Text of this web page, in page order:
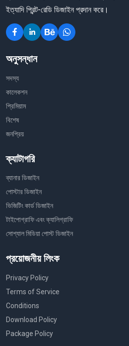
ইত্যাদি প্রিন্ট-রেডি ডিজাইন প্রদান করে।
অনুসন্ধান
সদস্য
কালেকশন
প্রিমিয়াম
বিশেষ
জনপ্রিয়
ক্যাটাগরি
ব্যানার ডিজাইন
পোস্টার ডিজাইন
ভিজিটিং কার্ড ডিজাইন
টাইপোগ্রাফি এবং ক্যালিগ্রাফি
সোশ্যাল মিডিয়া পোস্ট ডিজাইন
প্রয়োজনীয় লিংক
Privacy Policy
Terms of Service
Conditions
Download Policy
Package Policy